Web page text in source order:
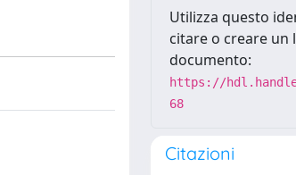
Utilizza questo
citare o creare un
documento:
https://
68
Citazioni